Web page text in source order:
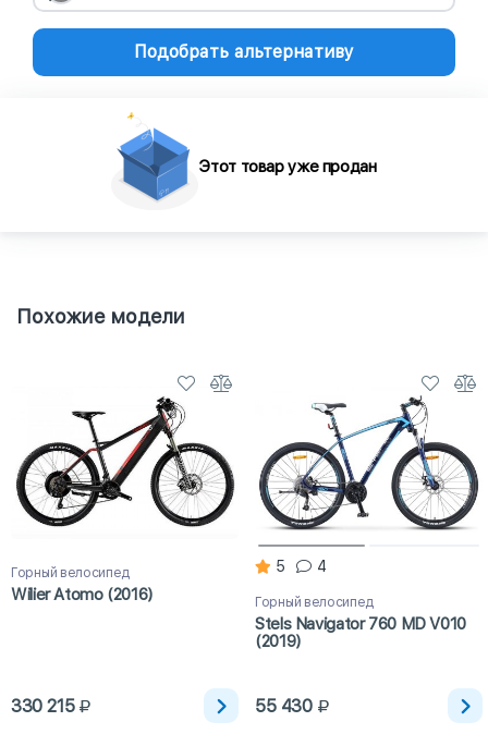
Подобрать альтернативу
Этот товар уже продан
Похожие модели
Горный велосипед
Wilier Atomo (2016)
330 215
5 4
Горный велосипед
Stels Navigator 760 MD V010
(2019)
55 430